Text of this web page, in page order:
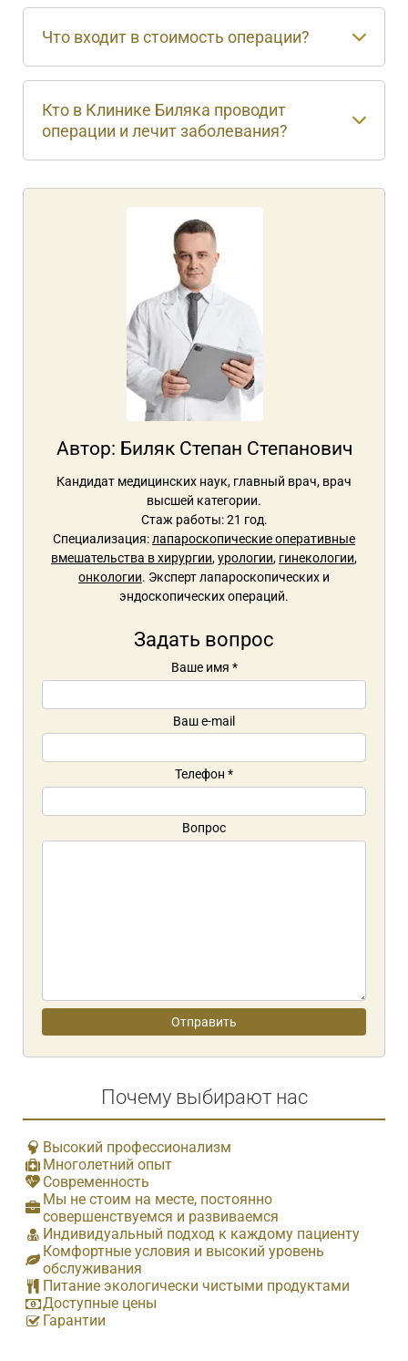
Что входит в стоимость операции?
Кто в Клинике Биляка проводит
операции и лечит заболевания?
Автор: Биляк Степан Степанович
Кандидат медицинских наук, главный врач, врач
высшей категории.
Стаж работы: 21 год.
Специализация:лапароскопические оперативные
вмешательства в хирургии,урологии, гинекологии,
онкологии. Эксперт лапароскопических и
эндоскопических операций.
Задать вопрос
Ваше имя *
Ваш e-mail
Телефон *
Вопрос
Почему выбирают нас
Высокий профессионализм
Многолетний опыт
Современность
Мы не стоим на месте, постоянно
совершенствуемся и развиваемся
Индивидуальный подход к каждому пациенту
Комфортные условия и высокий уровень
обслуживания
Питание экологически чистыми продуктами
Доступные цены
Гарантии